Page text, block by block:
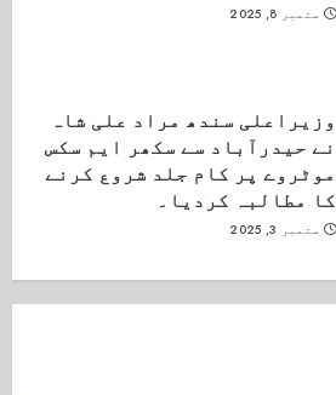
ستمبر 8, 2025
وزیراعلی سندھ مراد علی شاہ
نے حیدرآباد سے سکھر ایم سکس
موٹروے پر کام جلد شروع کرنے
کا مطالبہ کردیا۔
ستمبر 3, 2025